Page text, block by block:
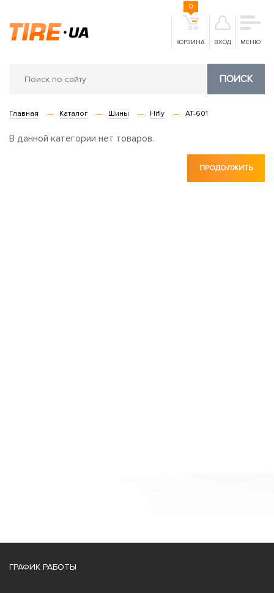
КОРЗИНА
0
ВХОД МЕНЮ
ПОИСК
Главная Каталог Шины Hifly AT-601
В данной категории нет товаров.
ПРОДОЛЖИТЬ
ГРАФИК РАБОТЫ